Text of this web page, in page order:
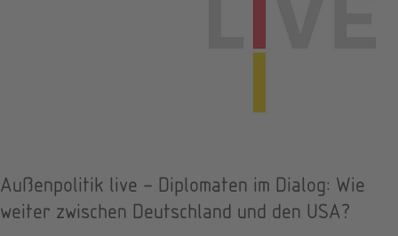
Außenpolitik live – Diplomaten im Dialog: Wie
weiter zwischen Deutschland und den USA?